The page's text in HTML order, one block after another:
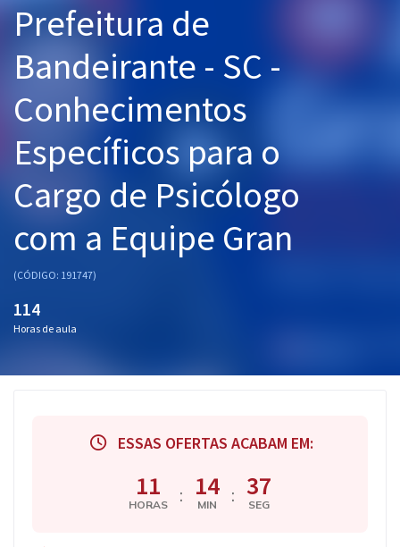
Cursos 20% OFF
Pós
Graduação
OAB
Questões grátis
Aprovados
Prefeitura de
Bandeirante - SC -
Conhecimentos
Específicos para o
Cargo de Psicólogo
com a Equipe Gran
(CÓDIGO: 191747)
114
Horas de aula
ESSAS OFERTAS ACABAM EM:
11
HORAS : 14
MIN : 36
SEG